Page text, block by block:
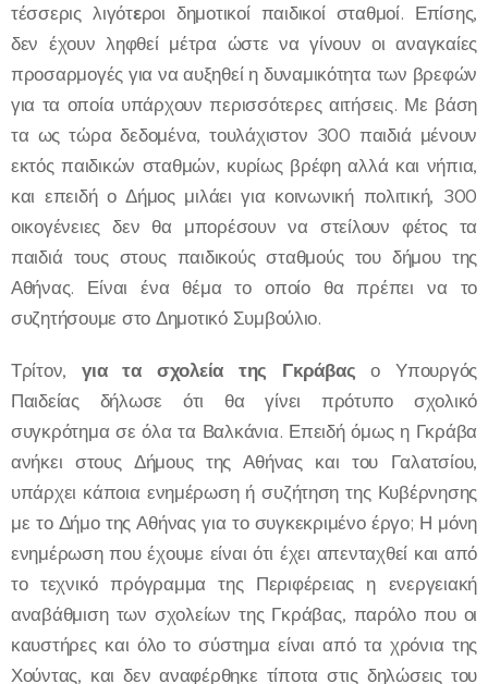
τέσσερις λιγότεροι δημοτικοί παιδικοί σταθμοί. Επίσης,
δεν έχουν ληφθεί μέτρα ώστε να γίνουν οι αναγκαίες
προσαρμογές για να αυξηθεί η δυναμικότητα των βρεφών
για τα οποία υπάρχουν περισσότερες αιτήσεις. Με βάση
τα ως τώρα δεδομένα, τουλάχιστον 300 παιδιά μένουν
εκτός παιδικών σταθμών, κυρίως βρέφη αλλά και νήπια,
και επειδή ο Δήμος μιλάει για κοινωνική πολιτική, 300
οικογένειες δεν θα μπορέσουν να στείλουν φέτος τα
παιδιά τους στους παιδικούς σταθμούς του δήμου της
Αθήνας. Είναι ένα θέμα το οποίο θα πρέπει να το
συζητήσουμε στο Δημοτικό Συμβούλιο.
Τρίτον,για τα σχολεία της Γκράβας ο Υπουργός
Παιδείας δήλωσε ότι θα γίνει πρότυπο σχολικό
συγκρότημα σε όλα τα Βαλκάνια. Επειδή όμως η Γκράβα
ανήκει στους Δήμους της Αθήνας και του Γαλατσίου,
υπάρχει κάποια ενημέρωση ή συζήτηση της Κυβέρνησης
με το Δήμο της Αθήνας για το συγκεκριμένο έργο; Η μόνη
ενημέρωση που έχουμε είναι ότι έχει απενταχθεί και από
το τεχνικό πρόγραμμα της Περιφέρειας η ενεργειακή
αναβάθμιση των σχολείων της Γκράβας, παρόλο που οι
καυστήρες και όλο το σύστημα είναι από τα χρόνια της
Χούντας, και δεν αναφέρθηκε τίποτα στις δηλώσεις του